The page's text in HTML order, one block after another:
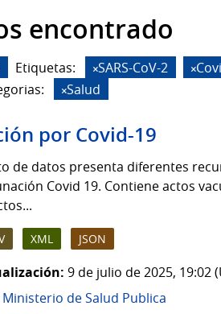
encontrado
Etiquetas: SARS-CoV-2
Salud
por Covid-19
de datos presenta diferentes
Covid 19. Contiene actos
XML JSON
9 de julio de 2025, 19:02
Ministerio de Salud Publica